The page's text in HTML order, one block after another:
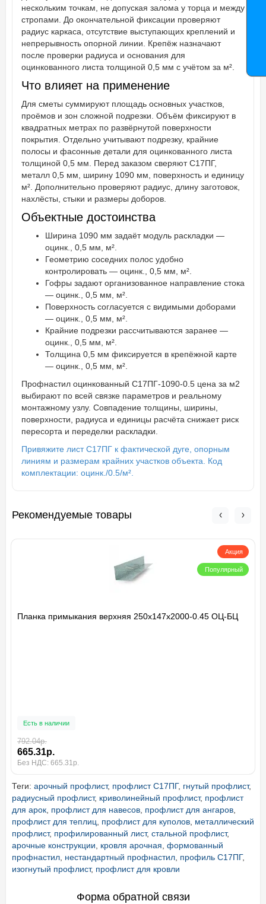
нескольким точкам, не допуская залома у торца и между
стропами. До окончательной фиксации проверяют
радиус каркаса, отсутствие выступающих креплений и
непрерывность опорной линии. Крепёж назначают
после проверки радиуса и основания для
оцинкованного листа толщиной 0,5 мм с учётом за м².
Что влияет на применение
Для сметы суммируют площадь основных участков,
проёмов и зон сложной подрезки. Объём фиксируют в
квадратных метрах по развёрнутой поверхности
покрытия. Отдельно учитывают подрезку, крайние
полосы и фасонные детали для оцинкованного листа
толщиной 0,5 мм. Перед заказом сверяют С17ПГ,
металл 0,5 мм, ширину 1090 мм, поверхность и единицу
м². Дополнительно проверяют радиус, длину заготовок,
нахлёсты, стыки и размеры доборов.
Объектные достоинства
Ширина 1090 мм задаёт модуль раскладки —
оцинк., 0,5 мм, м².
Геометрию соседних полос удобно
контролировать — оцинк., 0,5 мм, м².
Гофры задают организованное направление стока
— оцинк., 0,5 мм, м².
Поверхность согласуется с видимыми доборами
— оцинк., 0,5 мм, м².
Крайние подрезки рассчитываются заранее —
оцинк., 0,5 мм, м².
Толщина 0,5 мм фиксируется в крепёжной карте
— оцинк., 0,5 мм, м².
Профнастил оцинкованный С17ПГ-1090-0.5 цена за м2
выбирают по всей связке параметров и реальному
монтажному узлу. Совпадение толщины, ширины,
поверхности, радиуса и единицы расчёта снижает риск
пересорта и переделки раскладки.
Привяжите лист С17ПГ к фактической дуге, опорным
линиям и размерам крайних участков объекта. Код
комплектации: оцинк./0.5/м².
Рекомендуемые товары
Акция
Популярный
Планка примыкания верхняя 250х147х2000-0.45 ОЦ-БЦ
Есть в наличии
792.04р.
665.31р.
Без НДС: 665.31р.
Теги: арочный профлист, профлист С17ПГ, гнутый профлист,
радиусный профлист, криволинейный профлист, профлист
для арок, профлист для навесов, профлист для ангаров,
профлист для теплиц, профлист для куполов, металлический
профлист, профилированный лист, стальной профлист,
арочные конструкции, кровля арочная, формованный
профнастил, нестандартный профнастил, профиль С17ПГ,
изогнутый профлист, профлист для кровли
Форма обратной связи